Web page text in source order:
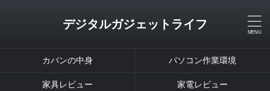
デジタルガジェットライフ
カバンの中身 パソコン作業環境
家具レビュー 家電レビュー